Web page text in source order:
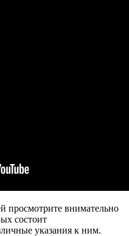
просмотрите внимательно
состоит
указания к ним.